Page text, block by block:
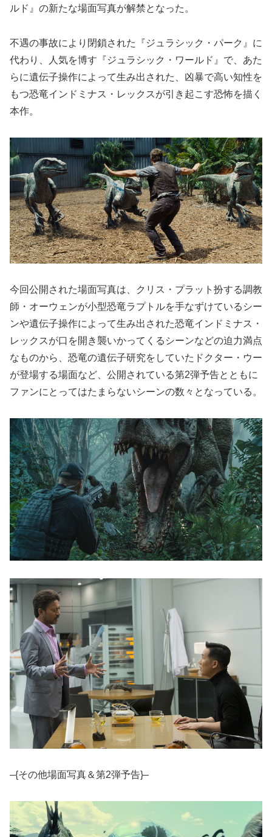
ルド』の新たな場面写真が解禁となった。
不遇の事故により閉鎖された『ジュラシック・パーク』に
代わり、人気を博す『ジュラシック・ワールド』で、あた
らに遺伝子操作によって生み出された、凶暴で高い知性を
もつ恐竜インドミナス・レックスが引き起こす恐怖を描く
本作。
今回公開された場面写真は、クリス・プラット扮する調教
師・オーウェンが小型恐竜ラプトルを手なずけているシー
ンや遺伝子操作によって生み出された恐竜インドミナス・
レックスが口を開き襲いかってくるシーンなどの迫力満点
なものから、恐竜の遺伝子研究をしていたドクター・ウー
が登場する場面など、公開されている第2弾予告とともに
ファンにとってはたまらないシーンの数々となっている。
–{その他場面写真＆第2弾予告}–